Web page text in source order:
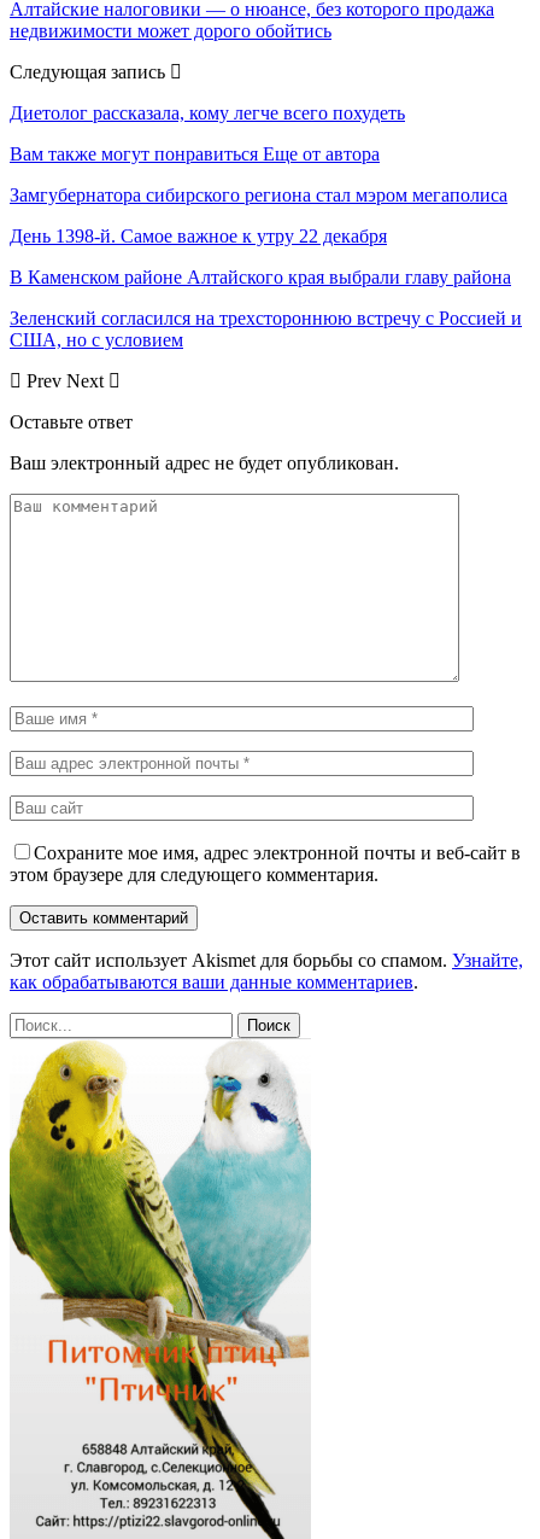
Алтайские налоговики — о нюансе, без которого продажа
недвижимости может дорого обойтись
Следующая запись
Диетолог рассказала, кому легче всего похудеть
Вам также могут понравиться Еще от автора
Замгубернатора сибирского региона стал мэром мегаполиса
День 1398-й. Самое важное к утру 22 декабря
В Каменском районе Алтайского края выбрали главу района
Зеленский согласился на трехстороннюю встречу с Россией и
США, но с условием
Prev Next
Оставьте ответ
Ваш электронный адрес не будет опубликован.
Сохраните мое имя, адрес электронной почты и веб-сайт в
этом браузере для следующего комментария.
Этот сайт использует Akismet для борьбы со спамом. Узнайте,
как обрабатываются ваши данные комментариев.